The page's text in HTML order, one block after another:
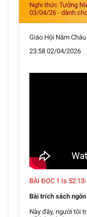
Nghi thức Tưởng
03/04/26 - dành
Giáo Hội Năm Châu
23:58 02/04/2026
BÀI ĐỌC 1 Is
Bài trích sách
Này đây, người tôi